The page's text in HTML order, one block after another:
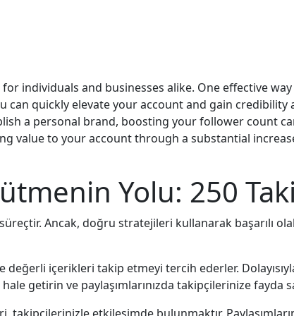
individuals and businesses alike. One effective
quickly elevate your account and gain
a personal brand, boosting your follower count
value to your account through a substantial
Yolu: 250
Ancak, doğru stratejileri kullanarak başarılı
değerli içerikleri takip etmeyi tercih ederler.
getirin ve paylaşımlarınızda takipçilerinize fayda